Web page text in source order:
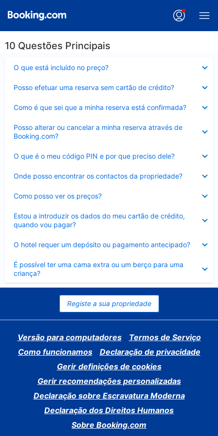
10 Questões Principais
O que está incluído no preço?
fechado
Posso efetuar uma reserva sem cartão de crédito?
fechado
Como é que sei que a minha reserva está confirmada?
fechado
Posso alterar ou cancelar a minha reserva através de
Booking.com?
fechado
O que é o meu código PIN e por que preciso dele?
fechado
Onde posso encontrar os contactos da propriedade?
fechado
Como posso ver os preços?
fechado
Estou a introduzir os dados do meu cartão de crédito,
quando vou pagar?
fechado
O hotel requer um depósito ou pagamento antecipado?
fechado
É possível ter uma cama extra ou um berço para uma
criança?
Elemento
fechado
Registe a sua propriedade
Versão para computadores
Termos de Serviço
Como funcionamos
Declaração de privacidade
Gerir definições de cookies
Gerir recomendações personalizadas
Declaração sobre Escravatura Moderna
Declaração dos Direitos Humanos
Sobre Booking.com